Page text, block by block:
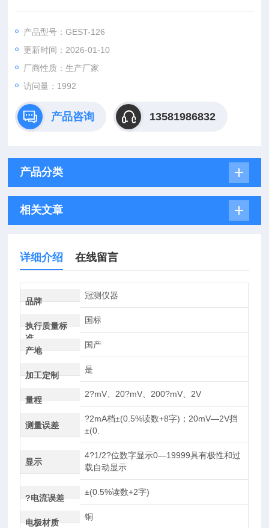
（1）粒度：粉体比表面积与粒度成反比，粉体粒度越小，则比
力作用逐渐增大，降低粉体颗粒的流动性；其次，粉体粒度越
小，粒子间越容易吸附、
聚集成团，黏结性增大
产品型号：GEST-126
更新时间：2026-01-10
厂商性质：生产厂家
访问量：1992
产品咨询 13581986832
产品分类
相关文章
详细介绍 在线留言
品牌
冠测仪器
执行质量标
准
国标
产地
国产
加工定制
是
量程
2?mV、20?mV、200?mV、2V
测量误差
?2mA档±(0.5%读数+8字)；20mV—2V挡
±(0.
显示
4?1/2?位数字显示0—19999具有极性和过
载自动显示
?电流误差
±(0.5%读数+2字)
电极材质
铜